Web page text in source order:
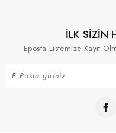
İLK SİZİN
Eposta Listemize Kayıt